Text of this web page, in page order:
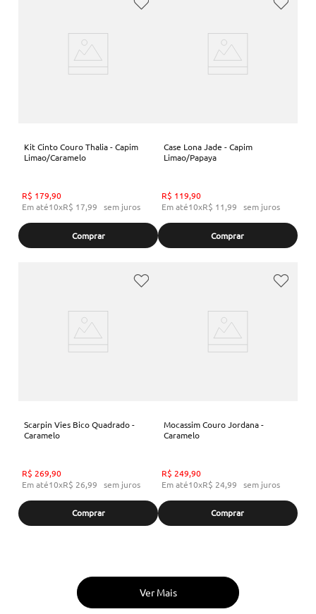
Kit Cinto Couro Thalia - Capim
Limao/Caramelo
R$ 179,90
Em até10xR$ 17,99 sem juros
Comprar
Case Lona Jade - Capim
Limao/Papaya
R$ 119,90
Em até10xR$ 11,99 sem juros
Comprar
Scarpin Vies Bico Quadrado -
Caramelo
R$ 269,90
Em até10xR$ 26,99 sem juros
Comprar
Mocassim Couro Jordana -
Caramelo
R$ 249,90
Em até10xR$ 24,99 sem juros
Comprar